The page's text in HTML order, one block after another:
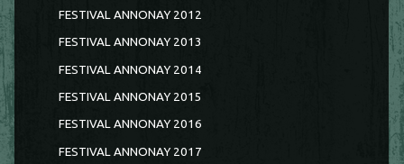
FESTIVAL ANNONAY 2012
FESTIVAL ANNONAY 2013
FESTIVAL ANNONAY 2014
FESTIVAL ANNONAY 2015
FESTIVAL ANNONAY 2016
FESTIVAL ANNONAY 2017